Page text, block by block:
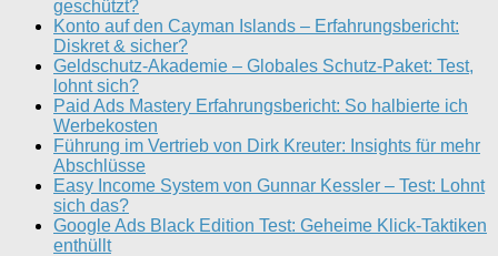
geschützt?
Konto auf den Cayman Islands – Erfahrungsbericht:
Diskret & sicher?
Geldschutz-Akademie – Globales Schutz-Paket: Test,
lohnt sich?
Paid Ads Mastery Erfahrungsbericht: So halbierte ich
Werbekosten
Führung im Vertrieb von Dirk Kreuter: Insights für mehr
Abschlüsse
Easy Income System von Gunnar Kessler – Test: Lohnt
sich das?
Google Ads Black Edition Test: Geheime Klick-Taktiken
enthüllt